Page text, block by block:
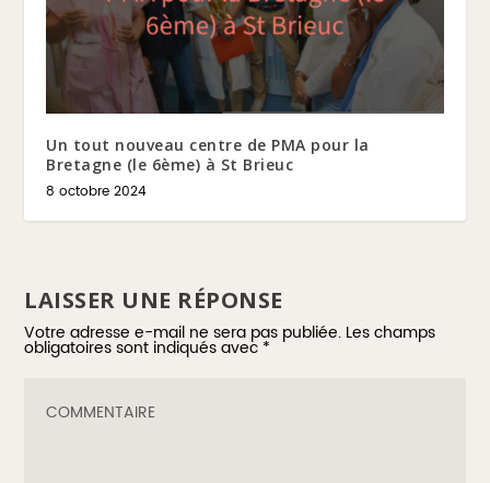
Un tout nouveau centre de PMA pour la
Bretagne (le 6ème) à St Brieuc
8 octobre 2024
LAISSER UNE RÉPONSE
Votre adresse e-mail ne sera pas publiée. Les champs
obligatoires sont indiqués avec *